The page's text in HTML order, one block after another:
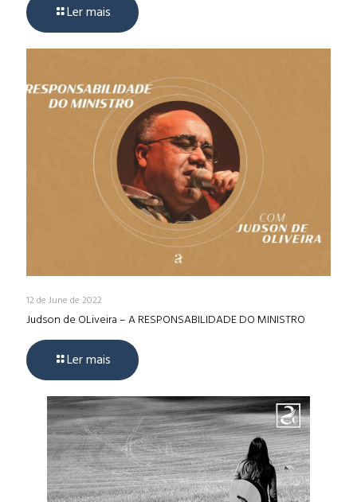
Ler mais
12 de June de 2022
Judson de OLiveira – A RESPONSABILIDADE DO MINISTRO
Ler mais